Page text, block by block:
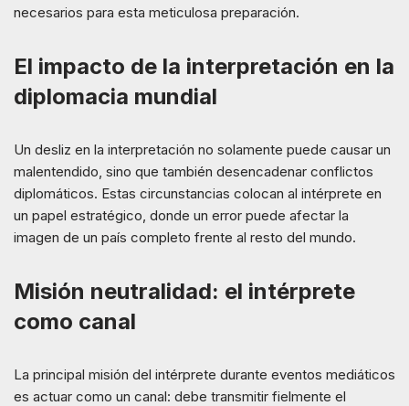
necesarios para esta meticulosa preparación.
El impacto de la interpretación en la
diplomacia mundial
Un desliz en la interpretación no solamente puede causar un
malentendido, sino que también desencadenar conflictos
diplomáticos. Estas circunstancias colocan al intérprete en
un papel estratégico, donde un error puede afectar la
imagen de un país completo frente al resto del mundo.
Misión neutralidad: el intérprete
como canal
La principal misión del intérprete durante eventos mediáticos
es actuar como un canal: debe transmitir fielmente el